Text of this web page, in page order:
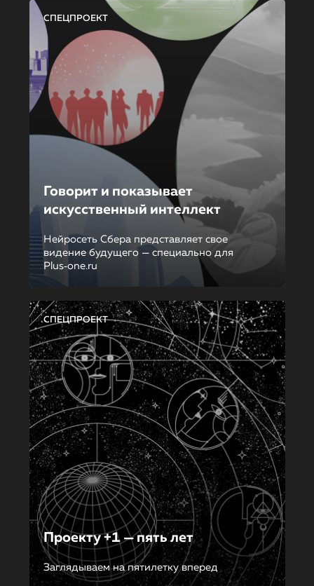
СПЕЦПРОЕКТ
Говорит и показывает
искусственный интеллект
Нейросеть Сбера представляет свое
видение будущего — специально для
Plus‑one.ru
СПЕЦПРОЕКТ
Проекту +1 — пять лет
Заглядываем на пятилетку вперед